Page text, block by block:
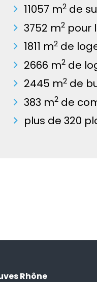
11057 m2 de
3752 m2 pour
1811 m2 de
2666 m2 de
2445 m2 de
383 m2 de
plus de 320
Rhône